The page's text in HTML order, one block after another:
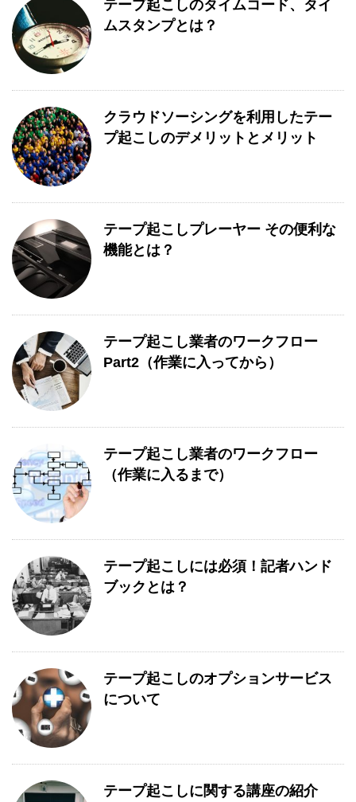
テープ起こしのタイムコード、タイ
ムスタンプとは？
クラウドソーシングを利用したテー
プ起こしのデメリットとメリット
テープ起こしプレーヤー その便利な
機能とは？
テープ起こし業者のワークフロー
Part2（作業に入ってから）
テープ起こし業者のワークフロー
（作業に入るまで）
テープ起こしには必須！記者ハンド
ブックとは？
テープ起こしのオプションサービス
について
テープ起こしに関する講座の紹介